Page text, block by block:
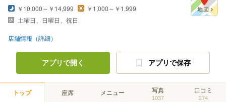
￥10,000～￥14,999
￥1,000～￥1,999
土曜日、日曜日、祝日
店舗情報（詳細）
アプリで開く アプリで保存
トップ 座席 メニュー 写真
1037
口コミ
274